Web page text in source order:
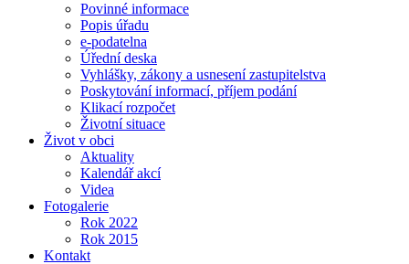
Povinné informace
Popis úřadu
e-podatelna
Úřední deska
Vyhlášky, zákony a usnesení zastupitelstva
Poskytování informací, příjem podání
Klikací rozpočet
Životní situace
Život v obci
Aktuality
Kalendář akcí
Videa
Fotogalerie
Rok 2022
Rok 2015
Kontakt